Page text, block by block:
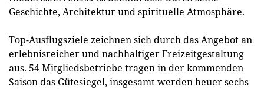
Geschichte, Architektur und spirituelle Atmosphäre.
Top-Ausflugsziele zeichnen sich durch das Angebot an
erlebnisreicher und nachhaltiger Freizeitgestaltung
aus. 54 Mitgliedsbetriebe tragen in der kommenden
Saison das Gütesiegel, insgesamt werden heuer sechs